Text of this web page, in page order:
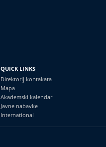
QUICK LINKS
Direktorij kontakata
Mapa
Akademski kalendar
Javne nabavke
International